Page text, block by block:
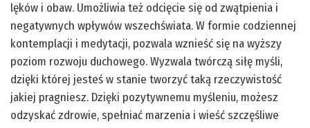
lęków i obaw. Umożliwia też odcięcie się od zwątpienia i
negatywnych wpływów wszechświata. W formie codziennej
kontemplacji i medytacji, pozwala wznieść się na wyższy
poziom rozwoju duchowego. Wyzwala twórczą siłę myśli,
dzięki której jesteś w stanie tworzyć taką rzeczywistość
jakiej pragniesz. Dzięki pozytywnemu myśleniu, możesz
odzyskać zdrowie, spełniać marzenia i wieść szczęśliwe